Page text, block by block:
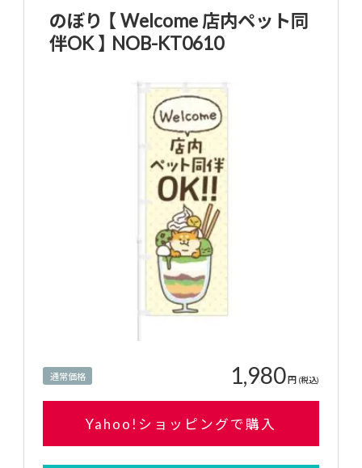
のぼり 【 Welcome 店内ペット同
伴OK 】 NOB-KT0610
通常価格 1,980円 (税込)
Yahoo!ショッピングで購入